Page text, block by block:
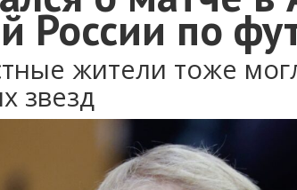
России по
жители тоже
звезд